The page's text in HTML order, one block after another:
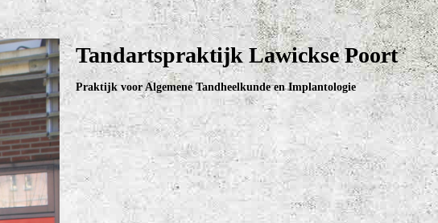
Tandartspraktijk Lawickse Poort
Praktijk voor Algemene Tandheelkunde en Implantologie